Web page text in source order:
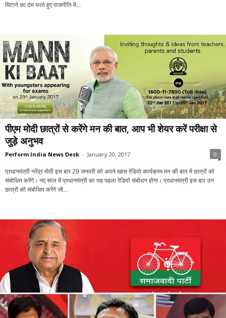
मिटाने का दंभ भरते हुए राजनीति में...
पीएम मोदी छात्रों से करेंगे मन की बात, आप भी शेयर करें परीक्षा से
जुड़े अनुभव
Perform India News Desk - January 20, 2017 0
प्रधानमंत्री नरेंद्र मोदी इस बार 29 जनवरी को अपने खास रेडियो कार्यक्रम मन की बात में छात्रों को
संबोधित करेंगे। नए साल में प्रधानमंत्री का यह पहला रेडियो संबोधन होगा। प्रधानमंत्री इस बार उन
छात्रों को संबोधित करेंगे जो...